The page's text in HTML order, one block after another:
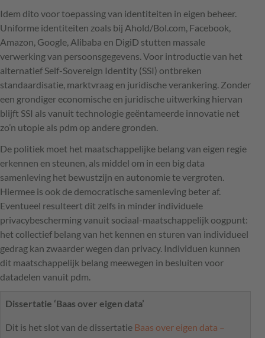
Idem dito voor toepassing van identiteiten in eigen beheer.
Uniforme identiteiten zoals bij Ahold/Bol.com, Facebook,
Amazon, Google, Alibaba en DigiD stutten massale
verwerking van persoonsgegevens. Voor introductie van het
alternatief Self-Sovereign Identity (SSI) ontbreken
standaardisatie, marktvraag en juridische verankering. Zonder
een grondiger economische en juridische uitwerking hiervan
blijft SSI als vanuit technologie geëntameerde innovatie net
zo’n utopie als pdm op andere gronden.
De politiek moet het maatschappelijke belang van eigen regie
erkennen en steunen, als middel om in een big data
samenleving het bewustzijn en autonomie te vergroten.
Hiermee is ook de democratische samenleving beter af.
Eventueel resulteert dit zelfs in minder individuele
privacybescherming vanuit sociaal-maatschappelijk oogpunt:
het collectief belang van het kennen en sturen van individueel
gedrag kan zwaarder wegen dan privacy. Individuen kunnen
dit maatschappelijk belang meewegen in besluiten voor
datadelen vanuit pdm.
Dissertatie ‘Baas over eigen data’
Dit is het slot van de dissertatie Baas over eigen data –